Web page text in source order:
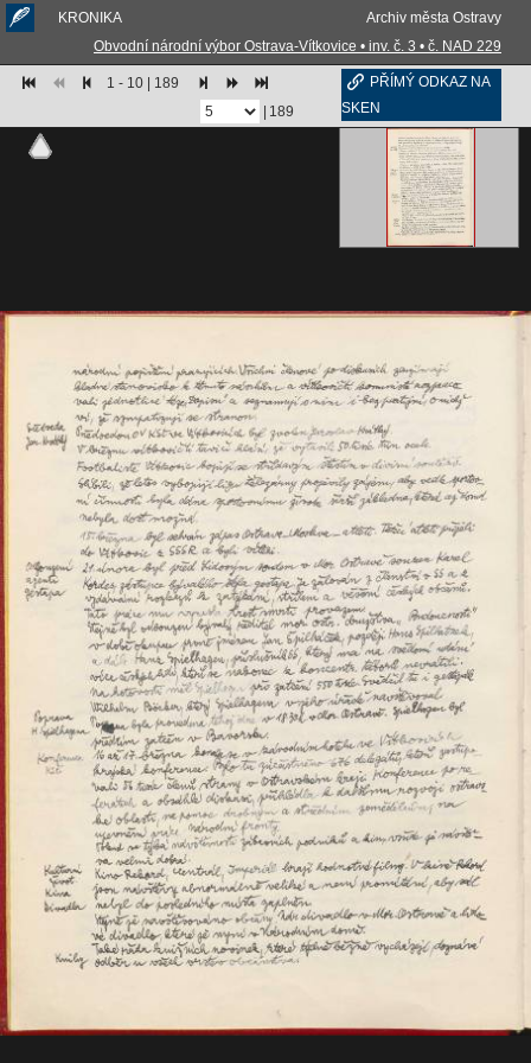
KRONIKA
Archiv města Ostravy
Obvodní národní výbor Ostrava-Vítkovice • inv. č. 3 • č. NAD 229
1 - 10 | 189
189
PŘÍMÝ ODKAZ NA
SKEN